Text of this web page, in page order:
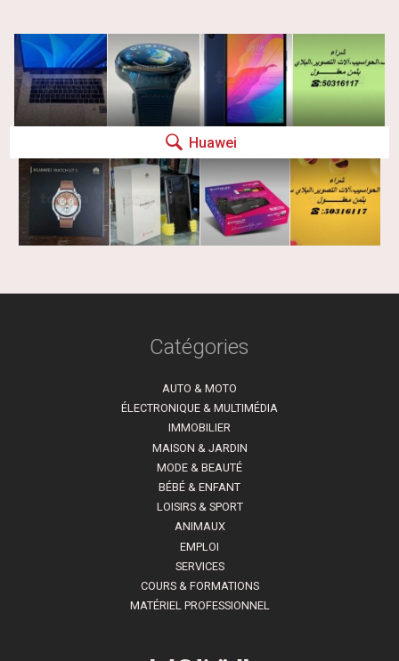
Huawei
Catégories
AUTO & MOTO
ÉLECTRONIQUE & MULTIMÉDIA
IMMOBILIER
MAISON & JARDIN
MODE & BEAUTÉ
BÉBÉ & ENFANT
LOISIRS & SPORT
ANIMAUX
EMPLOI
SERVICES
COURS & FORMATIONS
MATÉRIEL PROFESSIONNEL